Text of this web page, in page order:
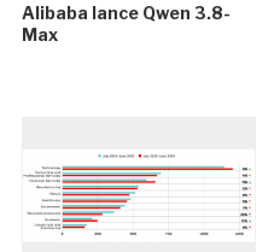
Alibaba lance Qwen 3.8-
Max